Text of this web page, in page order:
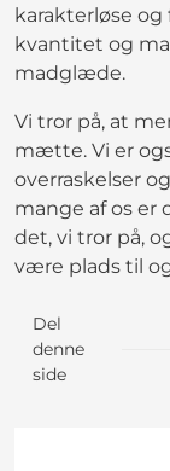
karakterløse
kvantitet og
madglæde.
Vi tror på, at
mætte. Vi er
overraskelser
mange af os
det, vi tror på,
være plads til
Del
denne
side